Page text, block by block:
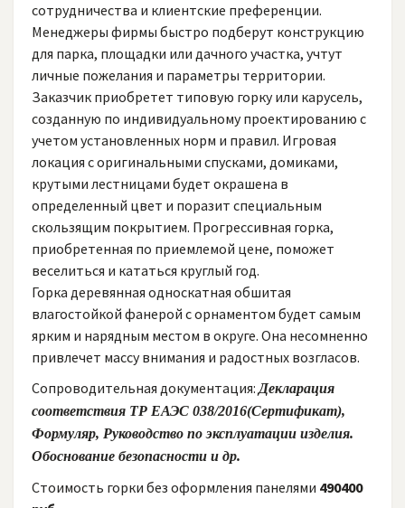
сотрудничества и клиентские преференции.
Менеджеры фирмы быстро подберут конструкцию
для парка, площадки или дачного участка, учтут
личные пожелания и параметры территории.
Заказчик приобретет типовую горку или карусель,
созданную по индивидуальному проектированию с
учетом установленных норм и правил. Игровая
локация с оригинальными спусками, домиками,
крутыми лестницами будет окрашена в
определенный цвет и поразит специальным
скользящим покрытием. Прогрессивная горка,
приобретенная по приемлемой цене, поможет
веселиться и кататься круглый год.
Горка деревянная односкатная обшитая
влагостойкой фанерой с орнаментом будет самым
ярким и нарядным местом в округе. Она несомненно
привлечет массу внимания и радостных возгласов.
Сопроводительная документация:Декларация
соответствия ТР ЕАЭС 038/2016(Сертификат),
Формуляр, Руководство по эксплуатации изделия.
Обоснование безопасности и др.
Стоимость горки без оформления панелями 490400